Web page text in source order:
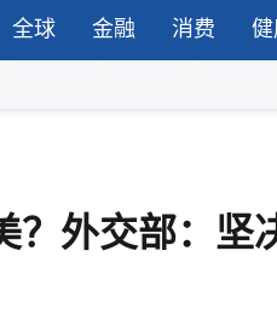
全球 金融 消费
？外交部：坚